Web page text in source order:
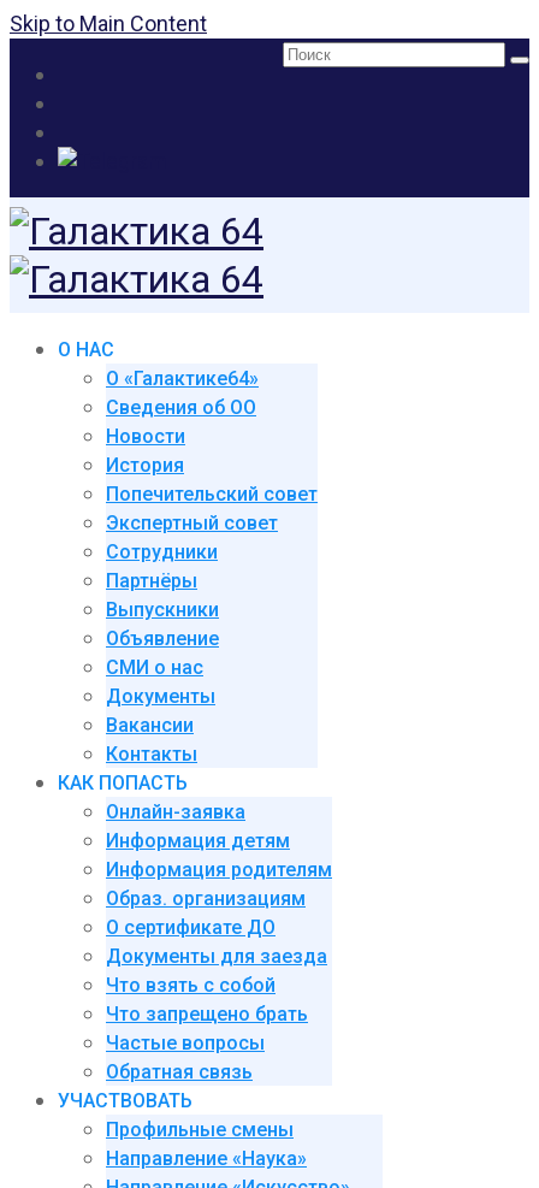
Skip to Main Content
Поиск:
О НАС
О «Галактике64»
Сведения об ОО
Новости
История
Попечительский совет
Экспертный совет
Сотрудники
Партнёры
Выпускники
Объявление
СМИ о нас
Документы
Вакансии
Контакты
КАК ПОПАСТЬ
Онлайн-заявка
Информация детям
Информация родителям
Образ. организациям
О сертификате ДО
Документы для заезда
Что взять с собой
Что запрещено брать
Частые вопросы
Обратная связь
УЧАСТВОВАТЬ
Профильные смены
Направление «Наука»